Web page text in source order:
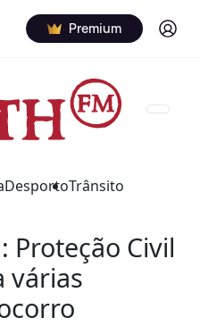
Premium Log in
DesportoTrânsito
Proteção Civil
várias